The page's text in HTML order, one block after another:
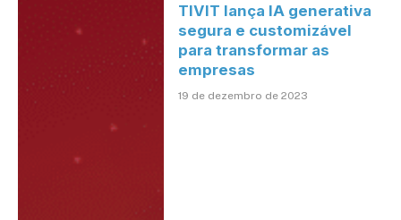
TIVIT lança IA generativa
segura e customizável
para transformar as
empresas
19 de dezembro de 2023